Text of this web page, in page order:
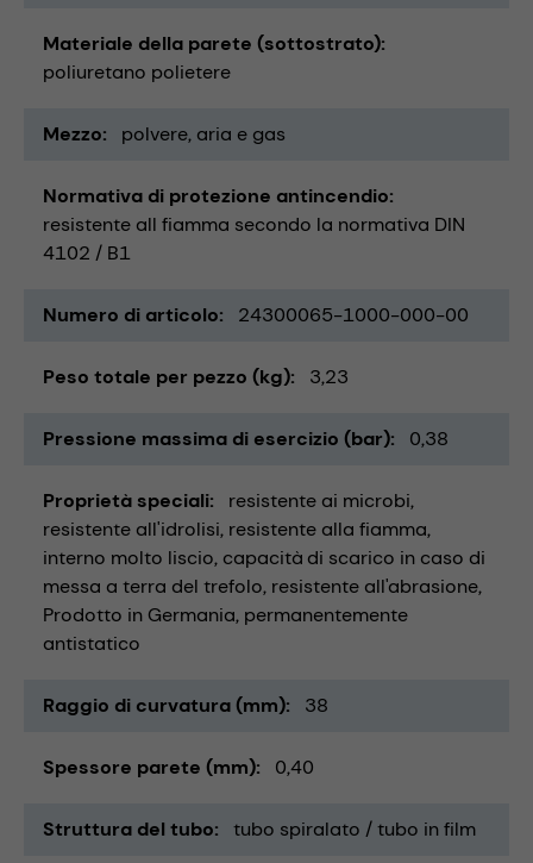
Materiale della parete (sottostrato)
poliuretano polietere
Mezzo polvere aria e gas
Normativa di protezione antincendio
resistente all fiamma secondo la normativa DIN
4102 / B1
Numero di articolo 24300065-1000-000-00
Peso totale per pezzo (kg) 3,23
Pressione massima di esercizio (bar) 0,38
Proprietà speciali
resistente ai microbi
resistente all'idrolisi resistente alla fiamma
interno molto liscio capacità di scarico in caso di
messa a terra del trefolo resistente all'abrasione
Prodotto in Germania permanentemente
antistatico
Raggio di curvatura (mm) 38
Spessore parete (mm) 0,40
Struttura del tubo tubo spiralato / tubo in film